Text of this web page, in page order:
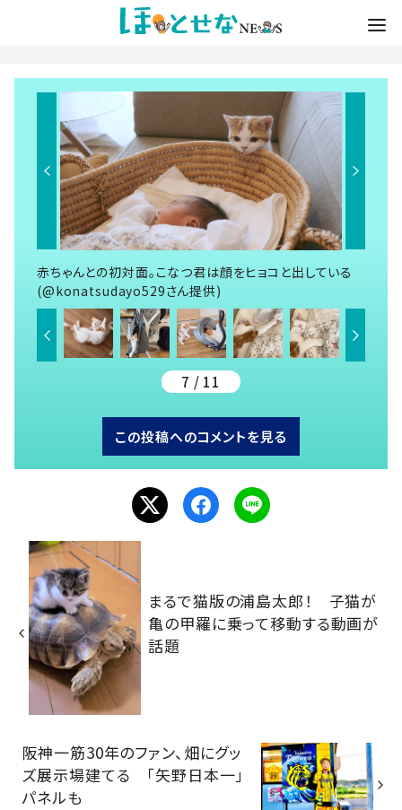
赤ちゃんとの初対面。こなつ君は顔をヒョコと出している
(@konatsudayo529さん提供)
7 / 11
この投稿へのコメントを見る
まるで猫版の浦島太郎！ 子猫が
亀の甲羅に乗って移動する動画が
話題
阪神一筋30年のファン、畑にグッ
ズ展示場建てる 「矢野日本一」
パネルも